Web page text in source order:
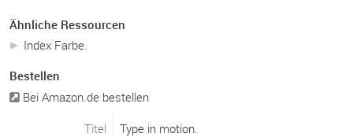
Ähnliche Ressourcen
Index Farbe.
Bestellen
Bei Amazon.de bestellen
Titel
Type in motion.